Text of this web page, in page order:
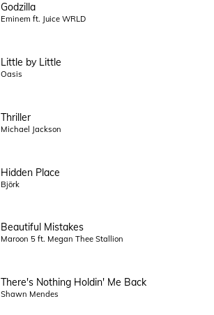
Godzilla
Eminem ft. Juice WRLD
Little by Little
Oasis
Thriller
Michael Jackson
Hidden Place
Björk
Beautiful Mistakes
Maroon 5 ft. Megan Thee Stallion
There's Nothing Holdin' Me Back
Shawn Mendes